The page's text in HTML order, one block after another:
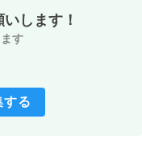
します！
す
る